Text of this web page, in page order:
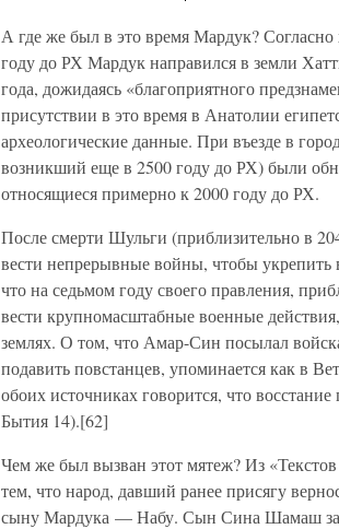
А где же был в это время Мардук?
году до РХ Мардук направился в земли
года, дожидаясь «благоприятного
присутствии в это время в Анатолии
археологические данные. При въезде в
возникший еще в 2500 году до РХ) были
относящиеся примерно к 2000 году до РХ.
После смерти Шульги (приблизительно в
вести непрерывные войны, чтобы укрепить
что на седьмом году своего правления,
вести крупномасштабные военные
землях. О том, что Амар-Син посылал
подавить повстанцев, упоминается как в
обоих источниках говорится, что
Бытия 14).[62]
Чем же был вызван этот мятеж? Из
тем, что народ, давший ранее присягу
сыну Мардука — Набу. Сын Сина Шамаш